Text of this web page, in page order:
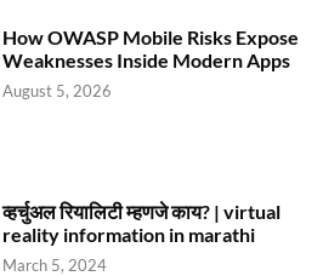
How OWASP Mobile Risks Expose
Weaknesses Inside Modern Apps
August 5, 2026
व्हर्चुअल रियालिटी म्हणजे काय? | virtual
reality information in marathi
March 5, 2024